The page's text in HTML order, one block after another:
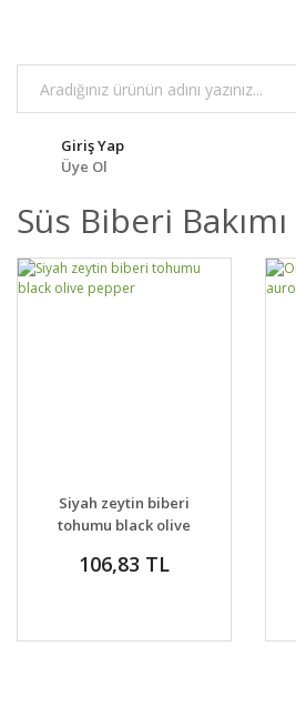
Giriş Yap
Üye Ol
Süs Biberi Bakımı
DETAYLAR
VER
Siyah zeytin biberi
tohumu black olive
106,83 TL